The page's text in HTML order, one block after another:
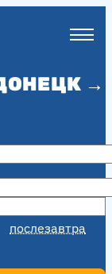
→
послезавтра